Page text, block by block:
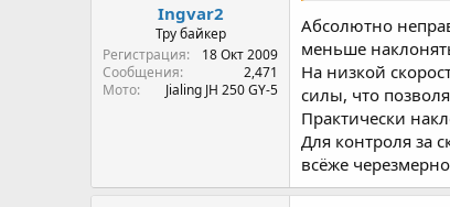
Ingvar2
Тру байкер
Регистрация
18 Окт 2009
Сообщения
2,471
Мото
Jialing JH 250 GY-5
Абсолютно
меньше
На низкой
силы, что
Практически
Для контроля за
всёже